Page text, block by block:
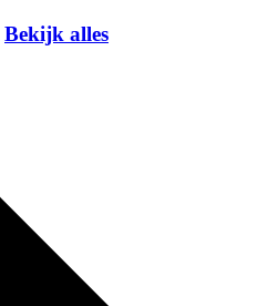
Bekijk alles